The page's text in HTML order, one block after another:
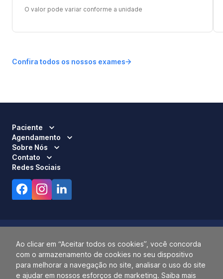
Ao clicar em “Aceitar todos os cookies”, você concorda
com o armazenamento de cookies no seu dispositivo
para melhorar a navegação no site, analisar o uso do site
e ajudar em nossos esforços de marketing. Saiba mais
O valor pode variar conforme a unidade
Confira todos os nossos exames
Paciente
Agendamento
Sobre Nós
Contato
Redes Sociais
Responsável Técnico:
Dra. Luci Mara Barbiero – CRM 120.433/SP
2026 ALLIANÇA. TODOS OS DIREITOS RESERVADOS.
14.055.768/0001-77.